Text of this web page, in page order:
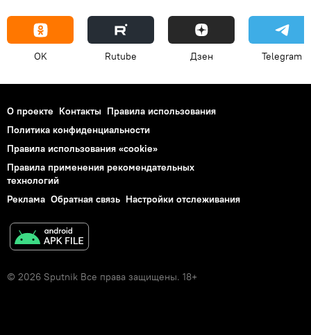
OK Rutube Дзен Telegram
О проекте Контакты Правила использования
Политика конфиденциальности
Правила использования «cookie»
Правила применения рекомендательных
технологий
Реклама Обратная связь Настройки отслеживания
© 2026 Sputnik Все права защищены. 18+